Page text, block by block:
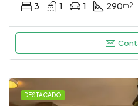
3 1 1 290m2
DESTACADO